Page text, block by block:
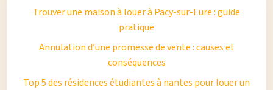
Trouver une maison à louer à Pacy-sur-Eure : guide
pratique
Annulation d’une promesse de vente : causes et
conséquences
Top 5 des résidences étudiantes à nantes pour louer un